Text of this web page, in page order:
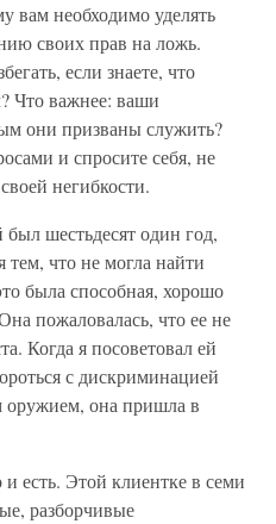
вам необходимо уделять
своих прав на ложь.
если знаете, что
Что важнее: ваши
они призваны служить?
и спросите себя, не
негибкости.
шестьдесят один год,
тем, что не могла найти
была способная, хорошо
пожаловалась, что ее не
Когда я посоветовал ей
с дискриминацией
оружием, она пришла в
есть. Этой клиентке в семи
разборчивые